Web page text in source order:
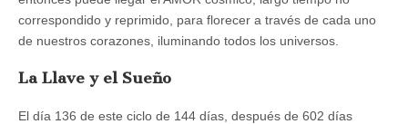
correspondido y reprimido, para florecer a través de cada uno
de nuestros corazones, iluminando todos los universos.
La Llave y el Sueño
El día 136 de este ciclo de 144 días, después de 602 días